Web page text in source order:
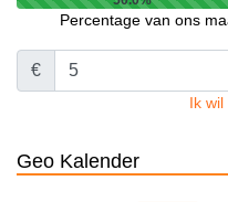
Percentage van ons
€
Ik
Geo Kalender